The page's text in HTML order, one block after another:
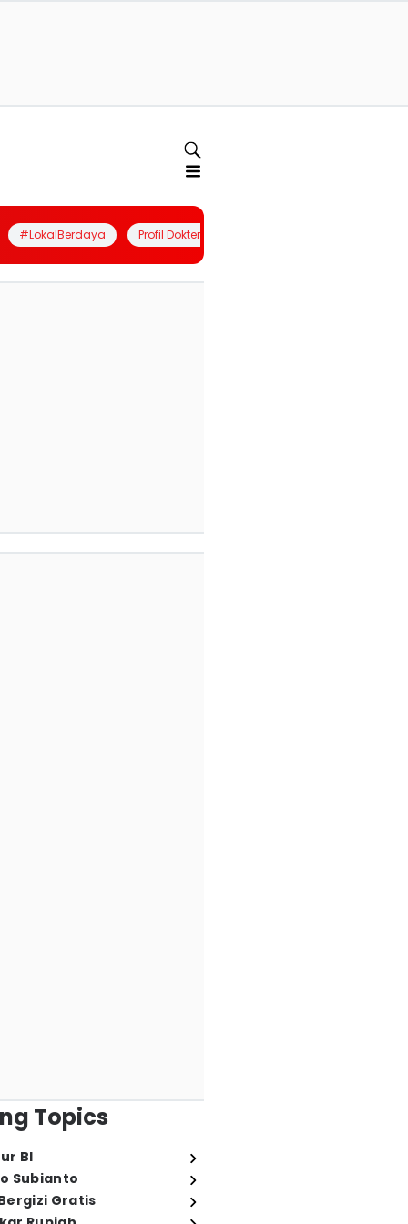
#LokalBerdaya Profil Dokter
Topics
BI
Subianto
Gratis